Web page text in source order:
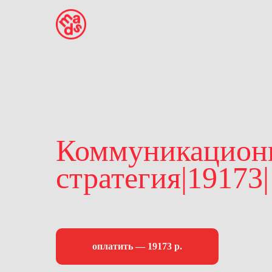
стратегия|19173|
оплатить — 19173 р.